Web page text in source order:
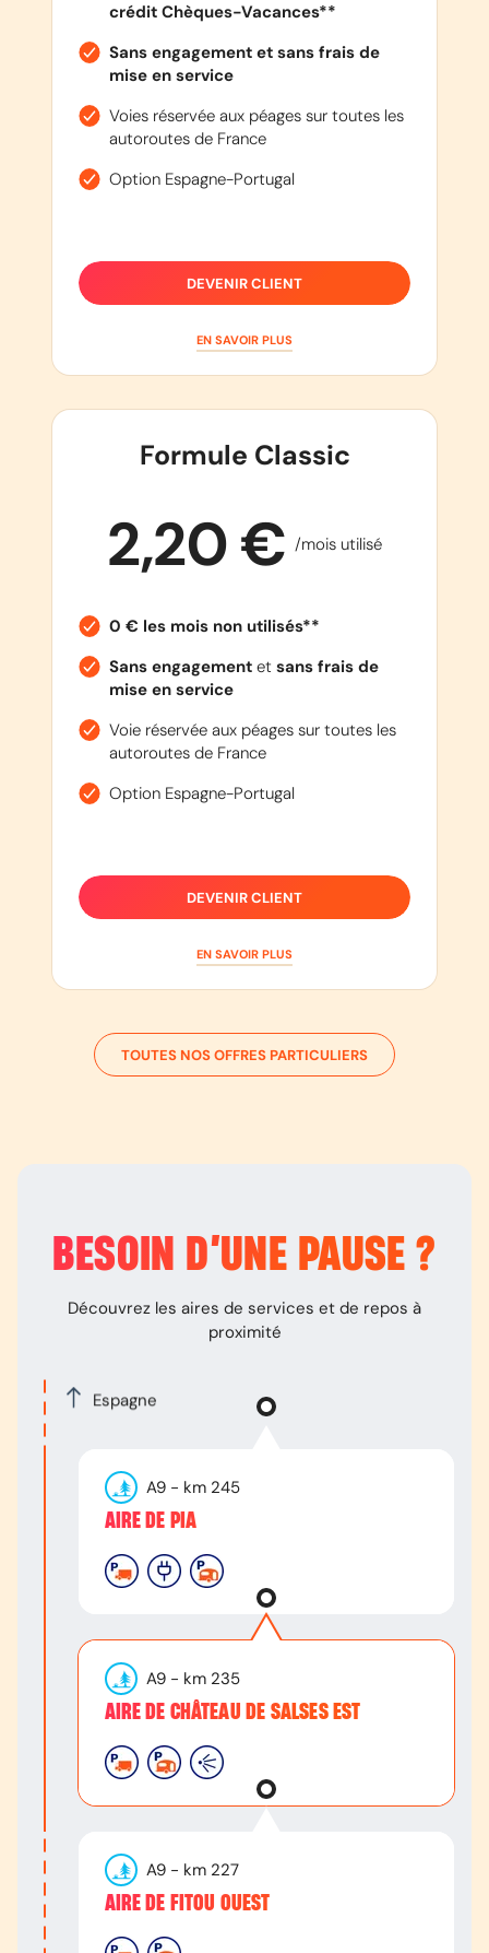
crédit Chèques-Vacances**
Sans engagement et sans frais de
mise en service
Voies réservée aux péages sur toutes les
autoroutes de France
Option Espagne-Portugal
DEVENIR CLIENT
EN SAVOIR PLUS
Formule Classic
2,20 € /mois utilisé
0 € les mois non utilisés**
Sans engagementet sans frais de
mise en service
Voie réservée aux péages sur toutes les
autoroutes de France
Option Espagne-Portugal
DEVENIR CLIENT
EN SAVOIR PLUS
TOUTES NOS OFFRES PARTICULIERS
BESOIN D’UNE PAUSE ?
Découvrez les aires de services et de repos à
proximité
Espagne
A9 - km 245
AIRE DE PIA
A9 - km 235
AIRE DE CHÂTEAU DE SALSES EST
A9 - km 227
AIRE DE FITOU OUEST